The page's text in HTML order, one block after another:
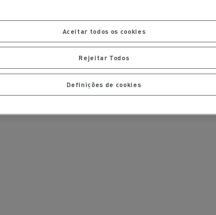
Manutenção de pavimentos
Aceitar todos os cookies
Rejeitar Todos
Definições de cookies